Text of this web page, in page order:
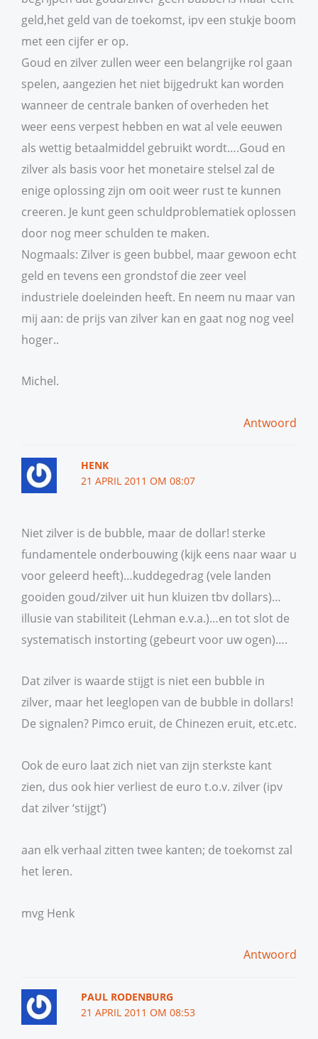
geld,het geld van de toekomst, ipv een stukje boom
met een cijfer er op.
Goud en zilver zullen weer een belangrijke rol gaan
spelen, aangezien het niet bijgedrukt kan worden
wanneer de centrale banken of overheden het
weer eens verpest hebben en wat al vele eeuwen
als wettig betaalmiddel gebruikt wordt….Goud en
zilver als basis voor het monetaire stelsel zal de
enige oplossing zijn om ooit weer rust te kunnen
creeren. Je kunt geen schuldproblematiek oplossen
door nog meer schulden te maken.
Nogmaals: Zilver is geen bubbel, maar gewoon echt
geld en tevens een grondstof die zeer veel
industriele doeleinden heeft. En neem nu maar van
mij aan: de prijs van zilver kan en gaat nog nog veel
hoger..
Michel.
Antwoord
HENK
21 APRIL 2011 OM 08:07
Niet zilver is de bubble, maar de dollar! sterke
fundamentele onderbouwing (kijk eens naar waar u
voor geleerd heeft)…kuddegedrag (vele landen
gooiden goud/zilver uit hun kluizen tbv dollars)…
illusie van stabiliteit (Lehman e.v.a.)…en tot slot de
systematisch instorting (gebeurt voor uw ogen)….
Dat zilver is waarde stijgt is niet een bubble in
zilver, maar het leeglopen van de bubble in dollars!
De signalen? Pimco eruit, de Chinezen eruit, etc.etc.
Ook de euro laat zich niet van zijn sterkste kant
zien, dus ook hier verliest de euro t.o.v. zilver (ipv
dat zilver ‘stijgt’)
aan elk verhaal zitten twee kanten; de toekomst zal
het leren.
mvg Henk
Antwoord
PAUL RODENBURG
21 APRIL 2011 OM 08:53